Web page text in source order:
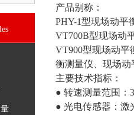
产品别称：
PHY-1型现场动平
VT700B型现场动
VT900型现场动平
衡测量仪、现场动
主要技术指标：
● 转速测量范围：
● 光电传感器：激